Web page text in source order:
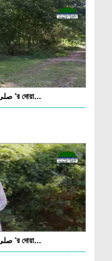
প্রিয় নবী صلی اللہ علیہ وآلہ وصحبہ وسلم 'র দোয়া...
প্রিয় নবী صلی اللہ علیہ وآلہ وصحبہ وسلم 'র দোয়া...